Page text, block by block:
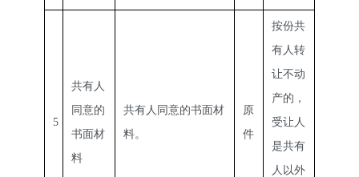
5
共有人
同意的
书面材
料
共有人同意的书面材
料。
原
件
按份共
有人转
让不动
产的，
受让人
是共有
人以外